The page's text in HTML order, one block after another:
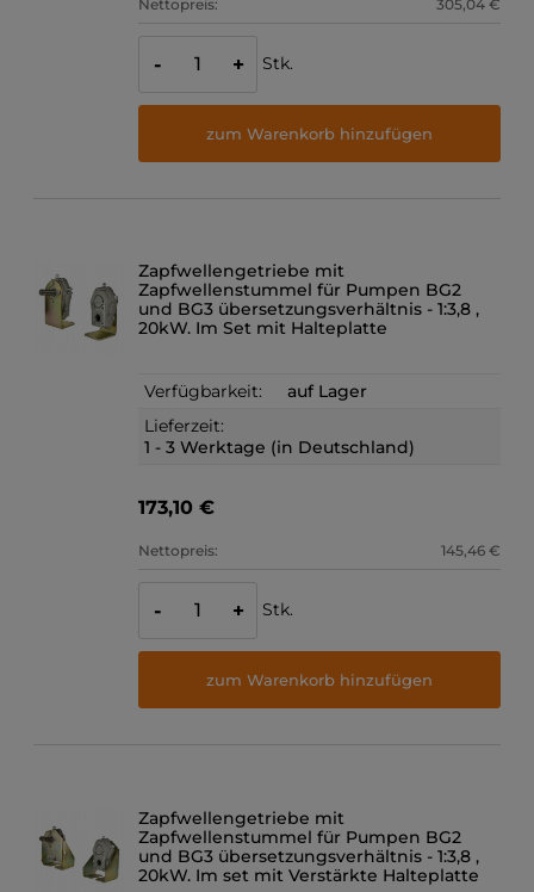
Nettopreis: 305,04 €
- + Stk.
zum Warenkorb hinzufügen
Zapfwellengetriebe mit
Zapfwellenstummel für Pumpen BG2
und BG3 übersetzungsverhältnis - 1:3,8 ,
20kW. Im Set mit Halteplatte
Verfügbarkeit:
auf Lager
Lieferzeit:
1 - 3 Werktage (in Deutschland)
173,10 €
Nettopreis: 145,46 €
- + Stk.
zum Warenkorb hinzufügen
Zapfwellengetriebe mit
Zapfwellenstummel für Pumpen BG2
und BG3 übersetzungsverhältnis - 1:3,8 ,
20kW. Im set mit Verstärkte Halteplatte